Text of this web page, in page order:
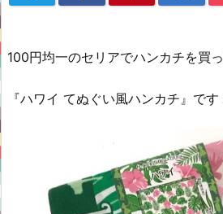
100円均一のセリアでハンカチを買
『ハワイ てぬぐい風ハンカチ』です